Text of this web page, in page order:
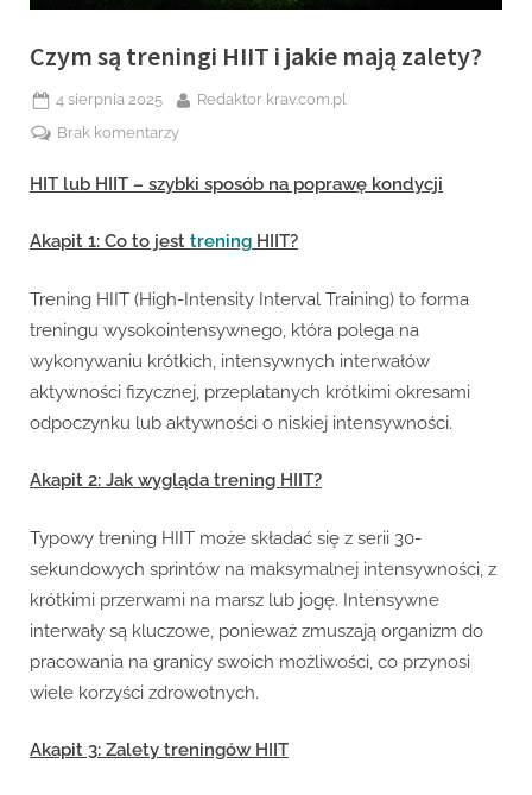
Czym są treningi HIIT i jakie mają zalety?
Posted
on
4 sierpnia 2025 By
Redaktor krav.com.pl
Brak komentarzydo
są
HIIT
zalety?
HIT lub HIIT – szybki sposób na poprawę kondycji
Akapit 1: Co to jest trening HIIT?
Trening HIIT (High-Intensity Interval Training) to forma
treningu wysokointensywnego, która polega na
wykonywaniu krótkich, intensywnych interwałów
aktywności fizycznej, przeplatanych krótkimi okresami
odpoczynku lub aktywności o niskiej intensywności.
Akapit 2: Jak wygląda trening HIIT?
Typowy trening HIIT może składać się z serii 30-
sekundowych sprintów na maksymalnej intensywności, z
krótkimi przerwami na marsz lub jogę. Intensywne
interwały są kluczowe, ponieważ zmuszają organizm do
pracowania na granicy swoich możliwości, co przynosi
wiele korzyści zdrowotnych.
Akapit 3: Zalety treningów HIIT